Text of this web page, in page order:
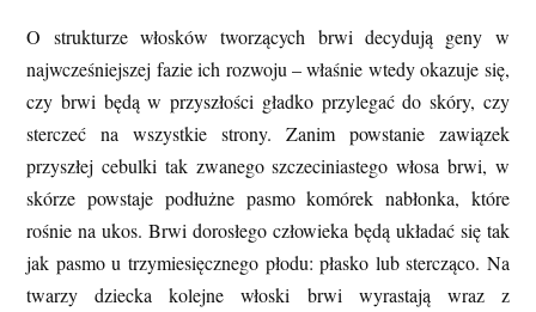
O strukturze włosków tworzących brwi decydują geny w
najwcześniejszej fazie ich rozwoju – właśnie wtedy okazuje się,
czy brwi będą w przyszłości gładko przylegać do skóry, czy
sterczeć na wszystkie strony. Zanim powstanie zawiązek
przyszłej cebulki tak zwanego szczeciniastego włosa brwi, w
skórze powstaje podłużne pasmo komórek nabłonka, które
rośnie na ukos. Brwi dorosłego człowieka będą układać się tak
jak pasmo u trzymiesięcznego płodu: płasko lub stercząco. Na
twarzy dziecka kolejne włoski brwi wyrastają wraz z